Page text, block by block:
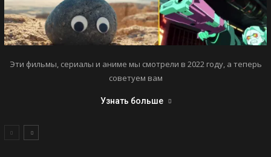
Эти фильмы, сериалы и аниме мы смотрели в 2022 году, а теперь
советуем вам
Узнать больше